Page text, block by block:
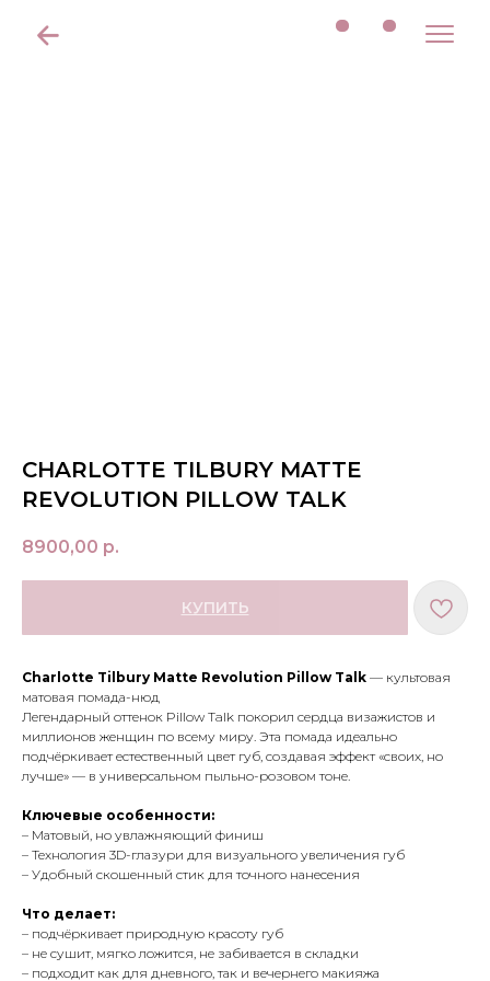
CHARLOTTE TILBURY MATTE
REVOLUTION PILLOW TALK
8900,00 р.
КУПИТЬ
Charlotte Tilbury Matte Revolution Pillow Talk — культовая
матовая помада-нюд
Легендарный оттенок Pillow Talk покорил сердца визажистов и
миллионов женщин по всему миру. Эта помада идеально
подчёркивает естественный цвет губ, создавая эффект «своих, но
лучше» — в универсальном пыльно-розовом тоне.
Ключевые особенности:
– Матовый, но увлажняющий финиш
– Технология 3D-глазури для визуального увеличения губ
– Удобный скошенный стик для точного нанесения
Что делает:
– подчёркивает природную красоту губ
– не сушит, мягко ложится, не забивается в складки
– подходит как для дневного, так и вечернего макияжа
макияж
новинки
политика
оферта
в наличии